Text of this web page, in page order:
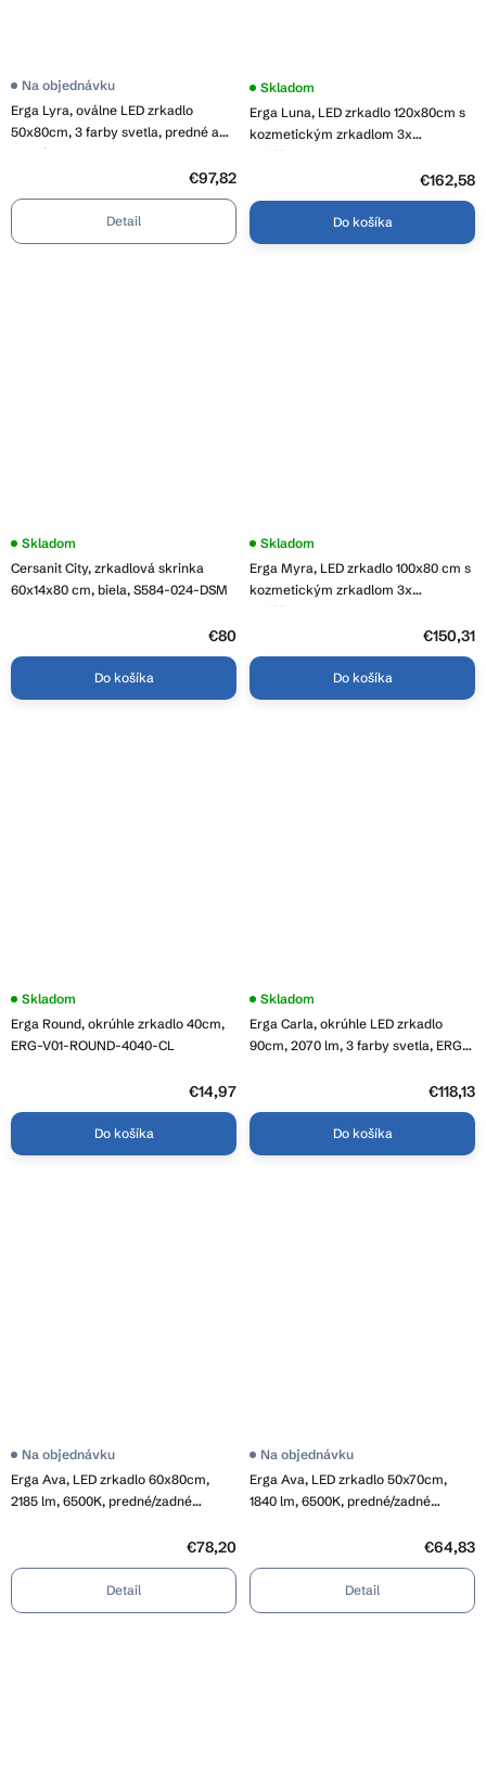
Erga Lyra, oválne LED zrkadlo
50x80cm, 3 farby svetla, predné a
zadné osvetlenie, vyhrievacia
podložka proti zapareniu, ERG-V01-
Lyra-5080-CL
Priemerné
produktu
je
Na objednávku
€97,82
Detail
Erga Luna, LED zrkadlo 120x80cm s
kozmetickým zrkadlom 3x
zväčšenie, 3105 lm, 6500K,
predné/zadné osvetlenie, ERG-V01-
124-1280-00
Priemerné
produktu
je
Skladom
€162,58
Do košíka
Cersanit City, zrkadlová skrinka
60x14x80 cm, biela, S584-024-DSM
Skladom
€80
Do košíka
Erga Myra, LED zrkadlo 100x80 cm s
kozmetickým zrkadlom 3x
zväčšenie, 4114 lm, 3 farby svetla,
zadné osvetlenie, ERG-V01-MYRA-
1080-00
Skladom
€150,31
Do košíka
Erga Round, okrúhle zrkadlo 40cm,
ERG-V01-ROUND-4040-CL
Skladom
€14,97
Do košíka
Erga Carla, okrúhle LED zrkadlo
90cm, 2070 lm, 3 farby svetla, ERG-
Priemerné
produktu
je
Skladom
€118,13
Do košíka
Erga Ava, LED zrkadlo 60x80cm,
2185 lm, 6500K, predné/zadné
Na objednávku
€78,20
Detail
Erga Ava, LED zrkadlo 50x70cm,
1840 lm, 6500K, predné/zadné
Na objednávku
€64,83
Detail